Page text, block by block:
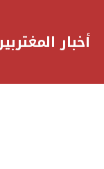
أخبار